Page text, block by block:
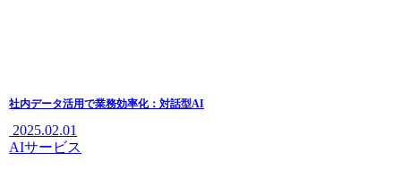
社内データ活用で業務効率化：対話型AI
2025.02.01
AIサービス